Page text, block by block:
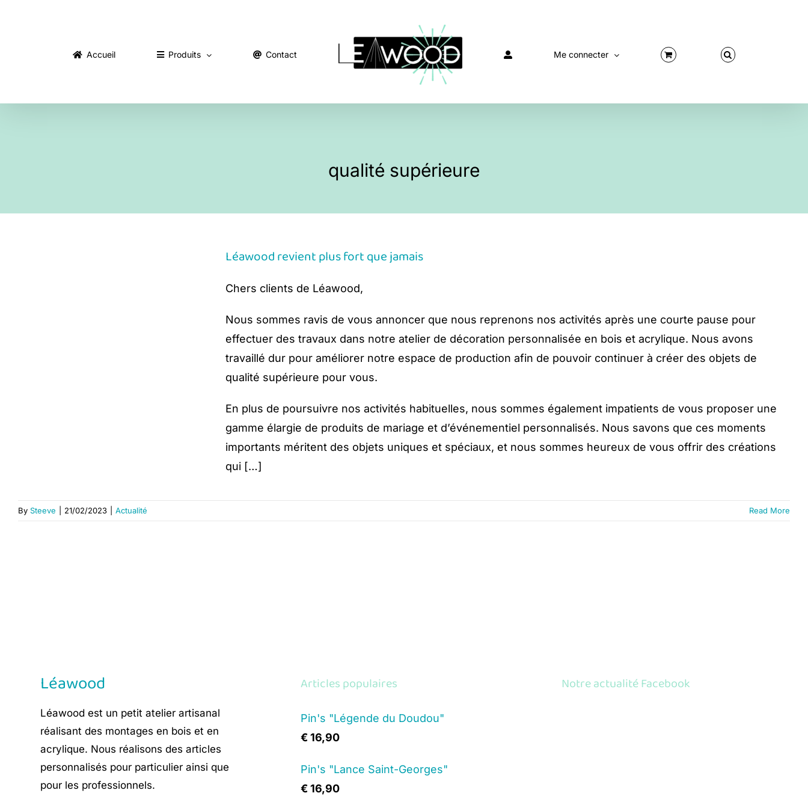
Accueil Produits Contact Me connecter
qualité supérieure
Léawood revient plus fort que jamais
Chers clients de Léawood,
Nous sommes ravis de vous annoncer que nous reprenons nos activités après une courte pause pour
effectuer des travaux dans notre atelier de décoration personnalisée en bois et acrylique. Nous avons
travaillé dur pour améliorer notre espace de production afin de pouvoir continuer à créer des objets de
qualité supérieure pour vous.
En plus de poursuivre nos activités habituelles, nous sommes également impatients de vous proposer une
gamme élargie de produits de mariage et d’événementiel personnalisés. Nous savons que ces moments
importants méritent des objets uniques et spéciaux, et nous sommes heureux de vous offrir des créations
qui […]
By Steeve 21/02/2023 Actualité Read More
Léawood
Léawood est un petit atelier artisanal
réalisant des montages en bois et en
acrylique. Nous réalisons des articles
personnalisés pour particulier ainsi que
pour les professionnels.
Articles populaires
Pin's "Légende du Doudou"
€16,90
Pin's "Lance Saint-Georges"
€16,90
Notre actualité Facebook